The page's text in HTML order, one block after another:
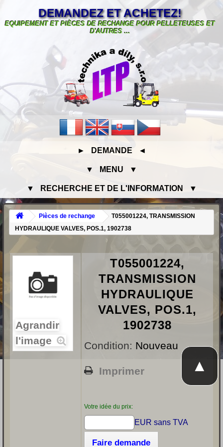
DEMANDEZ ET ACHETEZ!
EQUIPEMENT ET PIÈCES DE RECHANGE POUR PELLETEUSES ET
D'AUTRES ...
► DEMANDE ◄
▼ MENU ▼
▼ RECHERCHE ET DE L'INFORMATION ▼
Pièces de rechange
T055001224, TRANSMISSION
HYDRAULIQUE VALVES, POS.1, 1902738
Agrandir
l'image
T055001224,
TRANSMISSION
HYDRAULIQUE
VALVES, POS.1,
1902738
Condition: Nouveau
Imprimer
Votre idée du prix:
EUR sans TVA
Faire demande
▲